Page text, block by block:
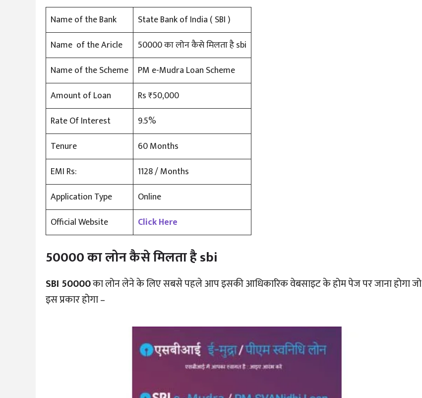
Name of the Bank
State Bank of India ( SBI )
Name of the Aricle
50000 का लोन कैसे मिलता है sbi
Name of the Scheme
PM e-Mudra Loan Scheme
Amount of Loan
Rs ₹50,000
Rate Of Interest
9.5%
Tenure
60 Months
EMI Rs:
1128 / Months
Application Type
Online
Official Website
Click Here
50000 का लोन कैसे मिलता है sbi
SBI 50000का लोन लेने के लिए सबसे पहले आप इसकी आधिकारिक वेबसाइट के होम पेज पर जाना होगा जो
इस प्रकार होगा –